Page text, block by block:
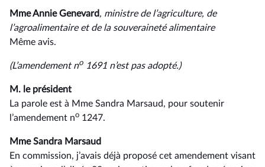
Mme Annie Genevard, ministre de l’agriculture, de
l’agroalimentaire et de la souveraineté alimentaire
Même avis.
(L’amendement no 1691 n’est pas adopté.)
M. le président
La parole est à Mme Sandra Marsaud, pour soutenir
l’amendement no 1247.
Mme Sandra Marsaud
En commission, j’avais déjà proposé cet amendement visant